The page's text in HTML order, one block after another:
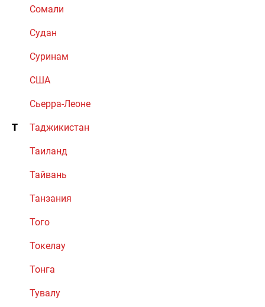
Сомали
Судан
Суринам
США
Сьерра-Леоне
Т Таджикистан
Таиланд
Тайвань
Танзания
Того
Токелау
Тонга
Тувалу